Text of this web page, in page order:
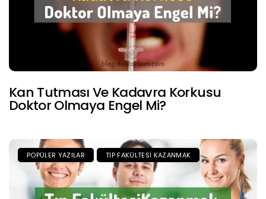
Kan Tutması Ve Kadavra Korkusu
Doktor Olmaya Engel Mi?
POPÜLER YAZILAR TIP FAKÜLTESI KAZANMAK